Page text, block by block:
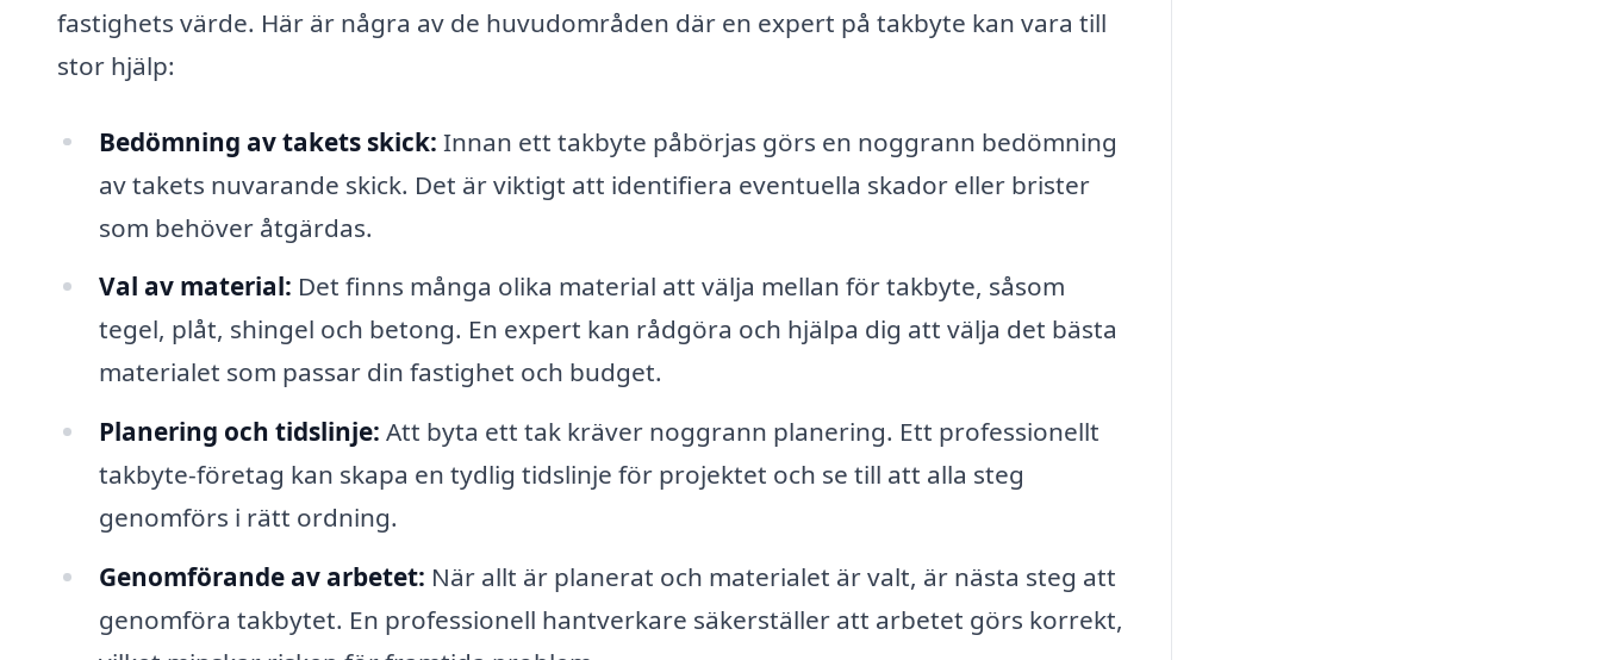
fastighets värde. Här är några av de huvudområden där en expert på takbyte kan vara till
stor hjälp:
Bedömning av takets skick: Innan ett takbyte påbörjas görs en noggrann bedömning
av takets nuvarande skick. Det är viktigt att identifiera eventuella skador eller brister
som behöver åtgärdas.
Val av material: Det finns många olika material att välja mellan för takbyte, såsom
tegel, plåt, shingel och betong. En expert kan rådgöra och hjälpa dig att välja det bästa
materialet som passar din fastighet och budget.
Planering och tidslinje: Att byta ett tak kräver noggrann planering. Ett professionellt
takbyte-företag kan skapa en tydlig tidslinje för projektet och se till att alla steg
genomförs i rätt ordning.
Genomförande av arbetet: När allt är planerat och materialet är valt, är nästa steg att
genomföra takbytet. En professionell hantverkare säkerställer att arbetet görs korrekt,